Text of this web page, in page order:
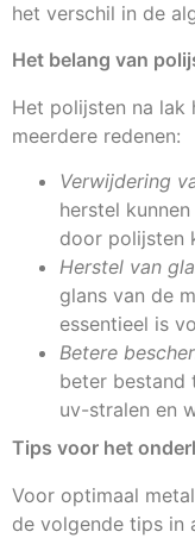
het verschil in de
Het belang van
Het polijsten na lak
meerdere redenen:
Verwijdering
herstel
door polijsten
Herstel van
glans van de
essentieel is
Betere
beter bestand
uv-stralen en
Tips voor het
Voor optimaal
de volgende tips in